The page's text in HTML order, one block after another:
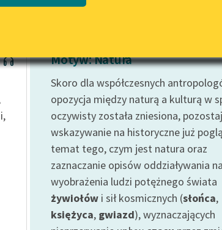
wrażliwych
Deklaracja
Motyw: Natura
Skoro dla współczesnych
opozycja między naturą a kulturą w
oczywisty została zniesiona,
wskazywanie na historyczne już
temat tego, czym jest natura oraz
zaznaczanie opisów oddziaływania
wyobrażenia ludzi potężnego świata
żywiołów i sił kosmicznych (słońca,
księżyca, gwiazd), wyznaczających